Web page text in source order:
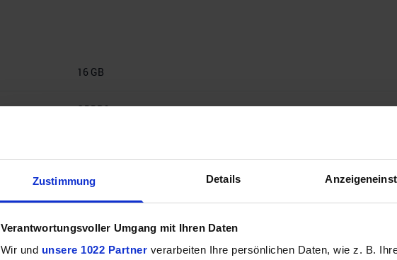
Zustimmung Details
Verantwortungsvoller Umgang mit Ihren Daten
Wir und unsere 1022 Partner verarbeiten Ihre persönlichen Daten, wie z. B.
16 GB
GDDR6
20 Gbps